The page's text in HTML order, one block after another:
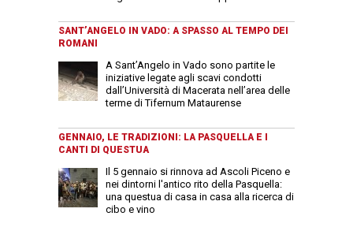
SANT’ANGELO IN VADO: A SPASSO AL TEMPO DEI
ROMANI
A Sant’Angelo in Vado sono partite le
iniziative legate agli scavi condotti
dall’Università di Macerata nell’area delle
terme di Tifernum Mataurense
GENNAIO, LE TRADIZIONI: LA PASQUELLA E I
CANTI DI QUESTUA
Il 5 gennaio si rinnova ad Ascoli Piceno e
nei dintorni l'antico rito della Pasquella:
una questua di casa in casa alla ricerca di
cibo e vino